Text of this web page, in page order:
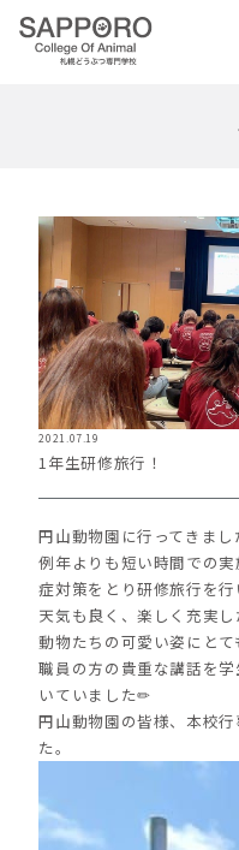
2021.07.19
1年生研修旅行！
円山動物園に行ってきまし
例年よりも短い時間での
症対策をとり研修旅行を行
天気も良く、楽しく充実
動物たちの可愛い姿にと
職員の方の貴重な講話を
いていました✏
円山動物園の皆様、本校
た。